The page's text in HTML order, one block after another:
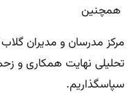
همچنین
مرکز مدرسان و مدیران
تحلیلی نهایت همکاری و
سپاسگذاریم.